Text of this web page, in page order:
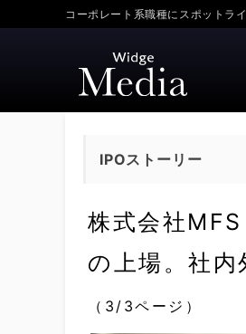
コーポレート系職種にスポットラ
IPOストーリー
株式会社
の上場。社内
（3/3ページ）